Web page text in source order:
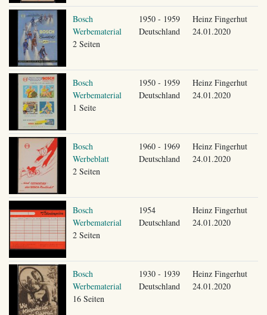
Bosch
Werbematerial
2 Seiten
1950 - 1959
Deutschland
Heinz Fingerhut
24.01.2020
Bosch
Werbematerial
1 Seite
1950 - 1959
Deutschland
Heinz Fingerhut
24.01.2020
Bosch
Werbeblatt
2 Seiten
1960 - 1969
Deutschland
Heinz Fingerhut
24.01.2020
Bosch
Werbematerial
2 Seiten
1954
Deutschland
Heinz Fingerhut
24.01.2020
Bosch
Werbematerial
16 Seiten
1930 - 1939
Deutschland
Heinz Fingerhut
24.01.2020